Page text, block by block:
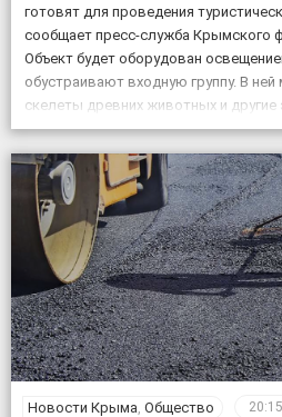
готовят для проведения
сообщает пресс-служба Крымского
Объект будет оборудован
обустраивают входную группу. В
скелеты древних животных и
возле пещеры появится музей и
пресс-служба КФУ Дата открытия
Новости Крыма Общество 20:15